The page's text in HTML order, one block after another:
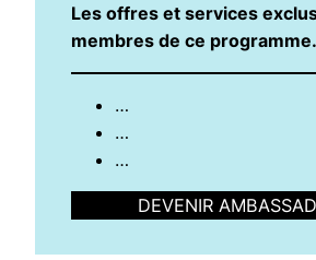
Les offres et services
membres de ce programme.
…
…
…
DEVENIR